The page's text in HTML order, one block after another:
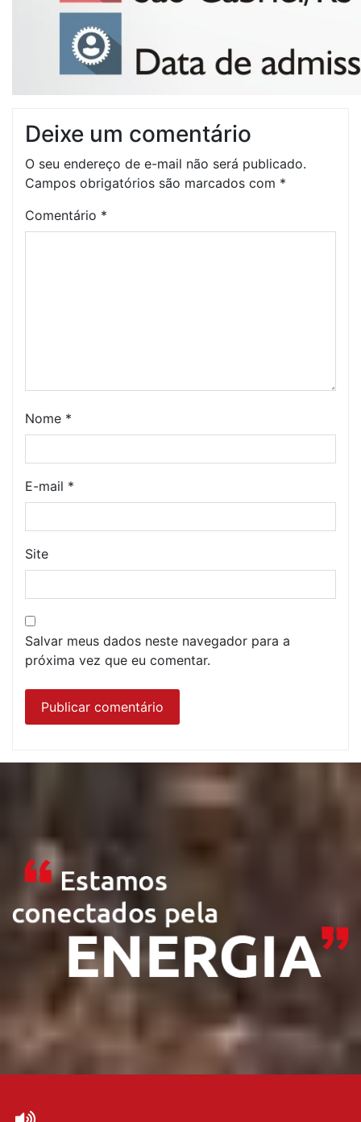
Deixe um comentário
O seu endereço de e-mail não será publicado.
Campos obrigatórios são marcados com *
Comentário *
Nome *
E-mail *
Site
Salvar meus dados neste navegador para a
próxima vez que eu comentar.